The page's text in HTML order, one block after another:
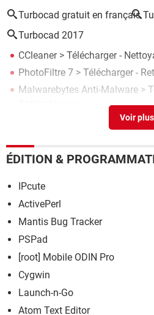
Turbocad gratuit en français
Turbocad 2017
CCleaner> Télécharger -
PhotoFiltre 7 > Télécharger -
Malwarebytes Anti-Malware >
Microsoft Money 2005 : gratuit
Facturation
Adobe Reader> Télécharger -
ÉDITION &
IPcute
ActivePerl
Mantis Bug Tracker
PSPad
[root] Mobile ODIN Pro
Cygwin
Launch-n-Go
Atom Text Editor